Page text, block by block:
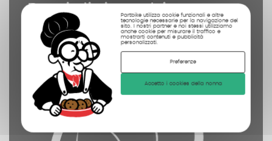
Partbike utilizza cookie funzionali e altre
tecnologie necessarie per la navigazione del
sito. I nostri partner e noi stessi utilizziamo
anche cookie per misurare il traffico e
mostrarti contenuti e pubblicità
personalizzati.
Preferenze
Accetto i cookies della nonna
Pezzi di ricambio
controllate
pulite
fotografate